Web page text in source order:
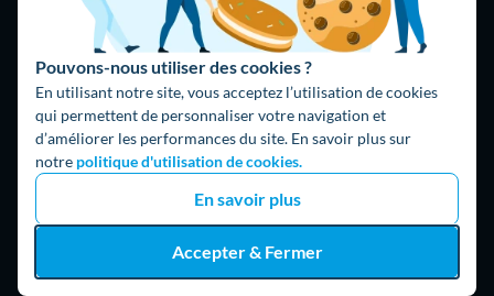
Pouvons-nous utiliser des cookies ?
En utilisant notre site, vous acceptez l’utilisation de cookies
qui permettent de personnaliser votre navigation et
d’améliorer les performances du site. En savoir plus sur
notre politique d'utilisation de cookies.
En savoir plus
Accepter & Fermer
Parrainage
Hello !
09 75 18 60 60
(8h-21h)
75018 Paris